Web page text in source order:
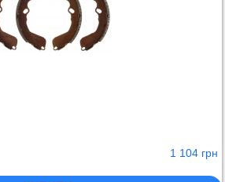
1 104 грн